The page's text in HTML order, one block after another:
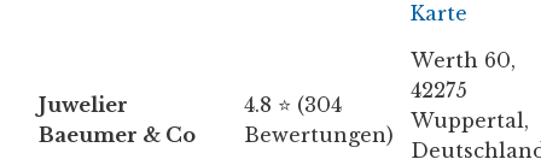
Karte
Juwelier
Baeumer & Co
4.8 ⭐ (304
Bewertungen)
Werth 60,
42275
Wuppertal,